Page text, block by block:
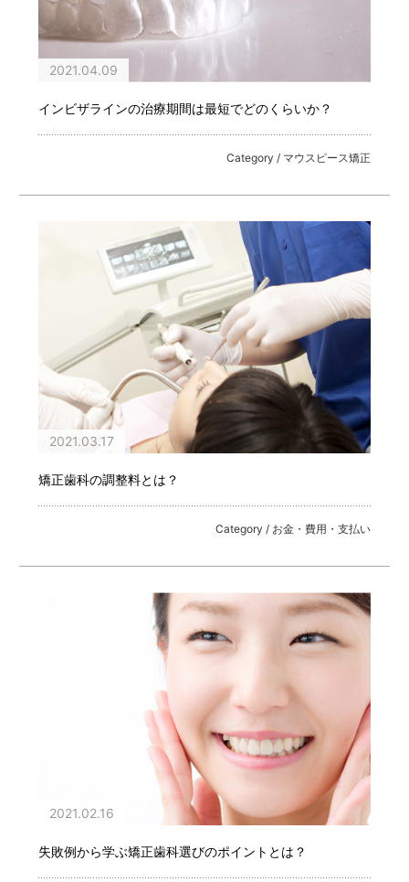
2021.04.09
インビザラインの治療期間は最短でどのくらいか？
Category / マウスピース矯正
2021.03.17
矯正歯科の調整料とは？
Category / お金・費用・支払い
2021.02.16
失敗例から学ぶ矯正歯科選びのポイントとは？